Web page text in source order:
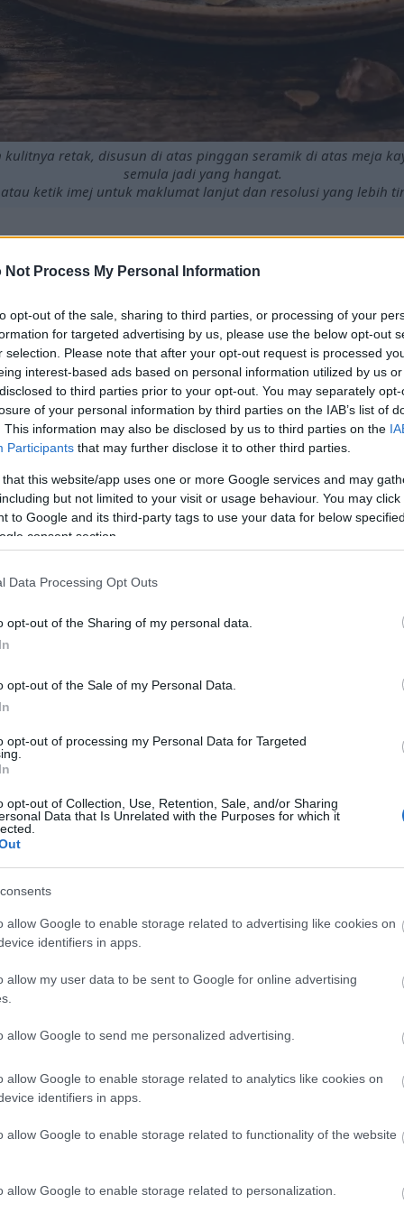
Not Process My Personal Information
opt-out of the sale, sharing to third parties, or processing of your
for targeted advertising by us, please use the below opt-out
selection. Please note that after your opt-out request is processed
interest-based ads based on personal information utilized by us
to third parties prior to your opt-out. You may separately
of your personal information by third parties on the IAB’s list of
This information may also be disclosed by us to third parties on the
Participants that may further disclose it to other third parties.
that this website/app uses one or more Google services and may
but not limited to your visit or usage behaviour. You may
to Google and its third-party tags to use your data for below
consent section.
Data Processing Opt Outs
opt-out of the Sharing of my personal data.
opt-out of the Sale of my Personal Data.
opt-out of processing my Personal Data for Targeted
opt-out of Collection, Use, Retention, Sale, and/or Sharing
Data that Is Unrelated with the Purposes for which it
allow Google to enable storage related to advertising like cookies on
identifiers in apps.
allow my user data to be sent to Google for online advertising
allow Google to send me personalized advertising.
allow Google to enable storage related to analytics like cookies on
identifiers in apps.
allow Google to enable storage related to functionality of the website
allow Google to enable storage related to personalization.
retak, disusun di atas pinggan seramik di atas meja
semula jadi yang hangat.
ketik imej untuk maklumat lanjut dan resolusi yang lebih
dengan lemak sihat dan nutrien penting.
dapat meningkatkan kesihatan jantung dengan ketara.
usaha penurunan berat badan kerana sifatnya yang
kacang macadamia menyokong kesihatan
ini dalam diet anda dapat meningkatkan kesihatan
kesan melawan kanser.
Kacang Macadamia
rasanya yang kaya dan bermentega. Kacang ini
ini berasal dari Australia, tempat ia telah dinikmati
seperti Hawaii, Brazil dan Costa Rica. Ini telah
dalam pelbagai hidangan, sama ada manis
biskut dan salad. Ia wajib dicuba kerana rasanya
lemak baik, vitamin dan mineral. Ia penting untuk kekal
macadamia kerana manfaat kesihatannya. Ia
menjadikannya kegemaran dalam makanan
Macadamia
nutrien, menjadikannya pilihan yang tepat untuk
adalah titik permulaan yang baik. Jumlah ini mempunyai
mineral. Anda akan menemui tiamin dan mineral
berfungsi dengan baik dan memastikan anda sihat.
gram protein dan 3 gram serat. Ini menjadikannya snek
Macadamia
manfaat kesihatan, berkat antioksidannya. Ia
utama. Makan kacang ini secara berkala dapat
melawan keradangan dengan baik. Kajian
meningkatkan kesihatan. Tokotrienol, sejenis vitamin
kesihatan kacang, mungkin mengurangkan risiko